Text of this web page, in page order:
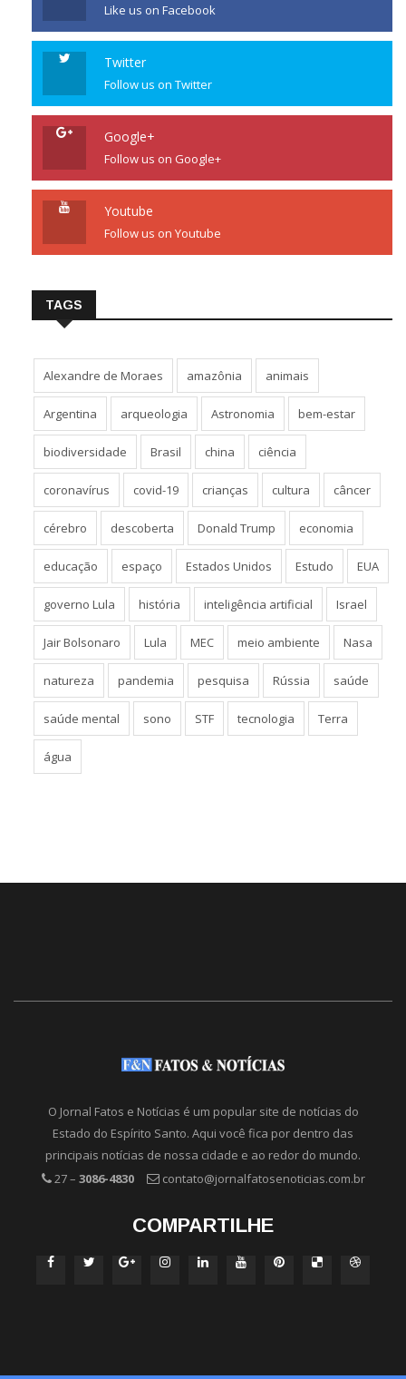
Like us on Facebook
Twitter
Follow us on Twitter
Google+
Follow us on Google+
Youtube
Follow us on Youtube
TAGS
Alexandre de Moraes amazônia animais
Argentina arqueologia Astronomia bem-estar
biodiversidade Brasil china ciência
coronavírus covid-19 crianças cultura câncer
cérebro descoberta Donald Trump economia
educação espaço Estados Unidos Estudo EUA
governo Lula história inteligência artificial Israel
Jair Bolsonaro Lula MEC meio ambiente Nasa
natureza pandemia pesquisa Rússia saúde
saúde mental sono STF tecnologia Terra
água
O Jornal Fatos e Notícias é um popular site de notícias do
Estado do Espírito Santo. Aqui você fica por dentro das
principais notícias de nossa cidade e ao redor do mundo.
27 – 3086-4830 contato@jornalfatosenoticias.com.br
COMPARTILHE